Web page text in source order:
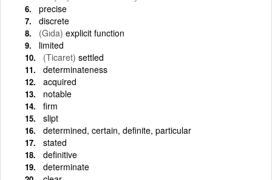
precise
discrete
(Gıda) explicit function
limited
(Ticaret) settled
determinateness
acquired
notable
firm
slipt
determined, certain, definite, particular
stated
definitive
determinate